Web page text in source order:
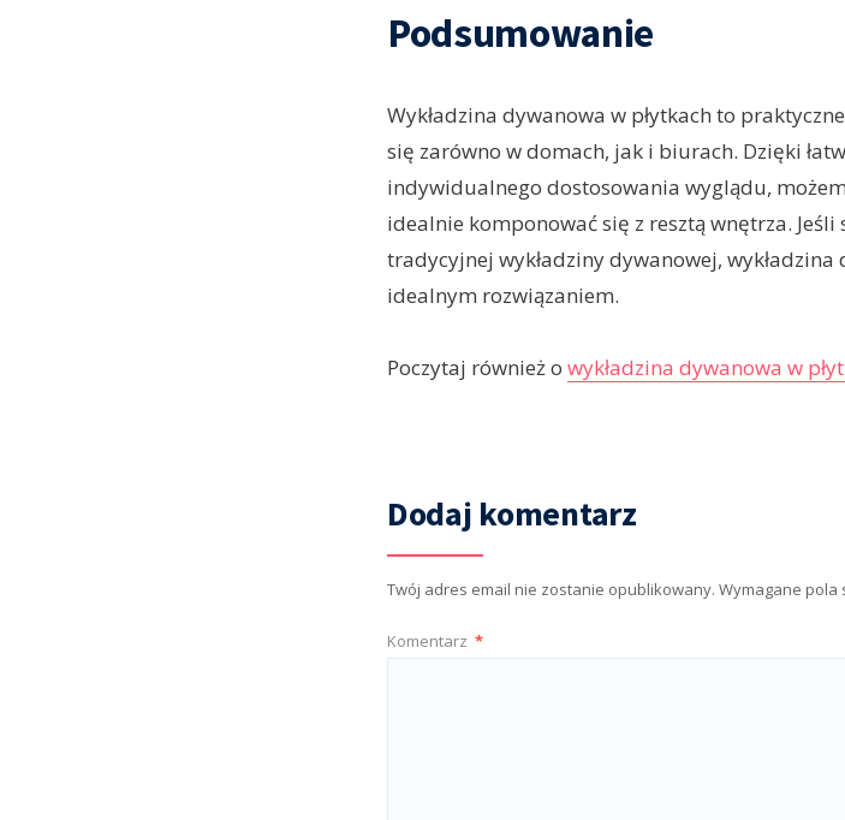
Podsumowanie
Wykładzina dywanowa w płytkach to
się zarówno w domach, jak i biurach. Dzięki
indywidualnego dostosowania wyglądu,
idealnie komponować się z resztą wnętrza.
tradycyjnej wykładziny dywanowej, wykładzina
idealnym rozwiązaniem.
Poczytaj również o wykładzina dywanowa w
Dodaj komentarz
Twój adres email nie zostanie opublikowany. Wymagane pola
Komentarz *